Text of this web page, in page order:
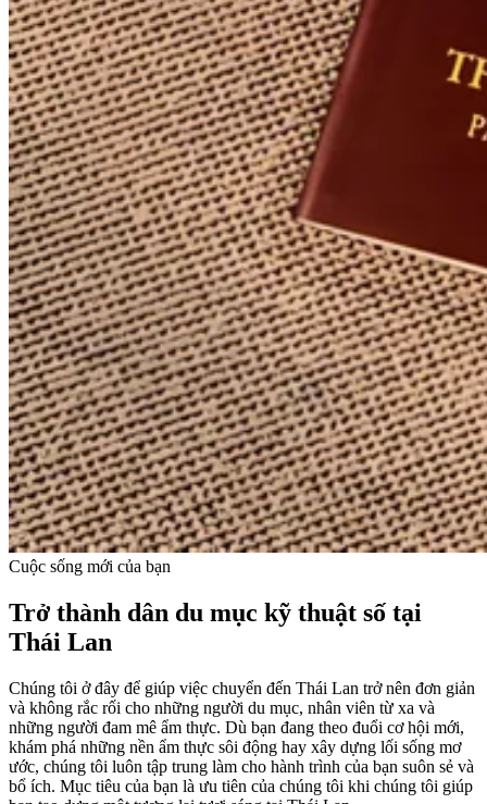
Cuộc sống mới của bạn
Trở thành dân du mục kỹ thuật số tại
Thái Lan
Chúng tôi ở đây để giúp việc chuyển đến Thái Lan trở nên đơn giản
và không rắc rối cho những người du mục, nhân viên từ xa và
những người đam mê ẩm thực. Dù bạn đang theo đuổi cơ hội mới,
khám phá những nền ẩm thực sôi động hay xây dựng lối sống mơ
ước, chúng tôi luôn tập trung làm cho hành trình của bạn suôn sẻ và
bổ ích. Mục tiêu của bạn là ưu tiên của chúng tôi khi chúng tôi giúp